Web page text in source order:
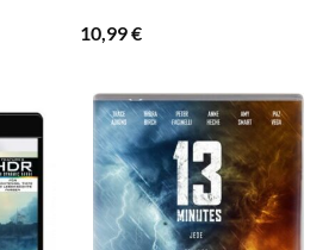
10,99€